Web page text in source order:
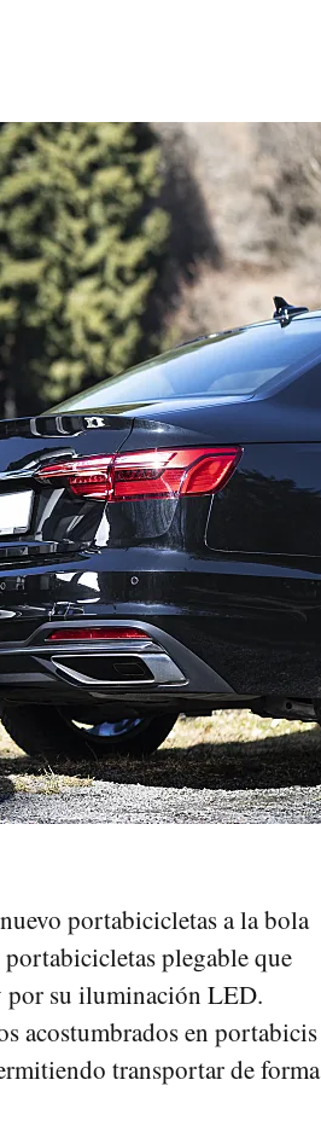
portabicicletas a la bola
plegable que
por su iluminación LED.
acostumbrados en portabicis
transportar de forma